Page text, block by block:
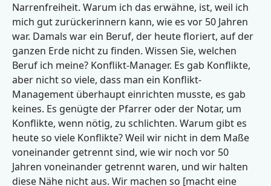
Narrenfreiheit. Warum ich das erwähne, ist, weil ich
mich gut zurückerinnern kann, wie es vor 50 Jahren
war. Damals war ein Beruf, der heute floriert, auf der
ganzen Erde nicht zu finden. Wissen Sie, welchen
Beruf ich meine? Konflikt-Manager. Es gab Konflikte,
aber nicht so viele, dass man ein Konflikt-
Management überhaupt einrichten musste, es gab
keines. Es genügte der Pfarrer oder der Notar, um
Konflikte, wenn nötig, zu schlichten. Warum gibt es
heute so viele Konflikte? Weil wir nicht in dem Maße
voneinander getrennt sind, wie wir noch vor 50
Jahren voneinander getrennt waren, und wir halten
diese Nähe nicht aus. Wir machen so [macht eine